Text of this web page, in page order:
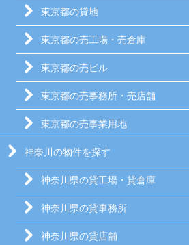
東京都の貸地
東京都の売工場・売倉庫
東京都の売ビル
東京都の売事務所・売店舗
東京都の売事業用地
神奈川の物件を探す
神奈川県の貸工場・貸倉庫
神奈川県の貸事務所
神奈川県の貸店舗